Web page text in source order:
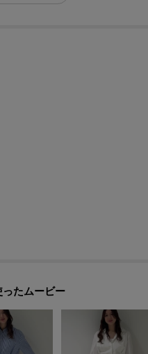
たムービー